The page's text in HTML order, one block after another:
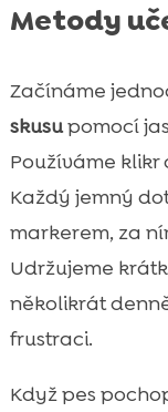
Metody
Začínáme
skusupomocí
Používáme klikr
Každý jemný
markerem, za
Udržujeme
několikrát
frustraci.
Když pes